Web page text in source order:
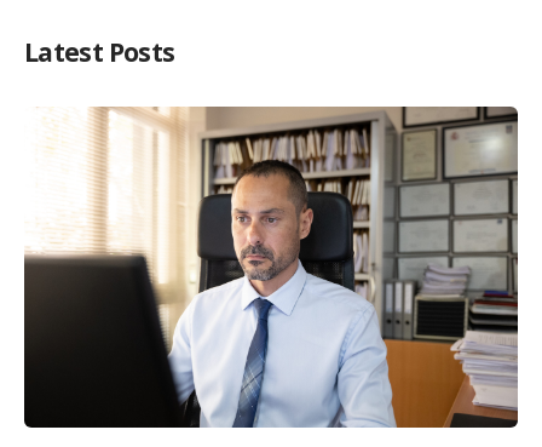
Latest Posts